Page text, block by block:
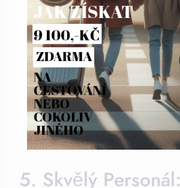
5. Skvělý Personál:
JAK ZÍSKAT
ZDARMA
9 100,-KČ
NA
CESTOVÁNÍ
NEBO
COKOLIV
JINÉHO